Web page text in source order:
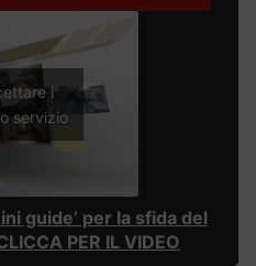
i
servizio
guide’ per la sfida del
PER IL VIDEO